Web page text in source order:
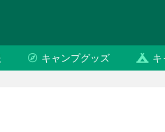
キャンプグッズ キ